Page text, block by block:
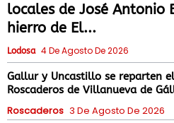
locales de José Antonio
hierro de El...
Lodosa 4 De Agosto De 2026
Gallur y Uncastillo se reparten
Roscaderos de Villanueva de
Roscaderos 3 De Agosto De 2026